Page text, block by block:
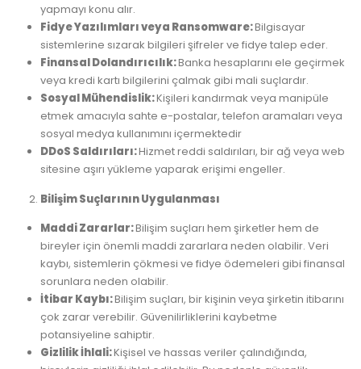
yapmayı konu alır.
Fidye Yazılımları veya Ransomware:Bilgisayar
sistemlerine sızarak bilgileri şifreler ve fidye talep eder.
Finansal Dolandırıcılık:Banka hesaplarını ele geçirmek
veya kredi kartı bilgilerini çalmak gibi mali suçlardır.
Sosyal Mühendislik:Kişileri kandırmak veya manipüle
etmek amacıyla sahte e-postalar, telefon aramaları veya
sosyal medya kullanımını içermektedir
DDoS Saldırıları:Hizmet reddi saldırıları, bir ağ veya web
sitesine aşırı yükleme yaparak erişimi engeller.
Bilişim Suçlarının Uygulanması
Maddi Zararlar:Bilişim suçları hem şirketler hem de
bireyler için önemli maddi zararlara neden olabilir. Veri
kaybı, sistemlerin çökmesi ve fidye ödemeleri gibi finansal
sorunlara neden olabilir.
İtibar Kaybı:Bilişim suçları, bir kişinin veya şirketin itibarını
çok zarar verebilir. Güvenilirliklerini kaybetme
potansiyeline sahiptir.
Gizlilik İhlali:Kişisel ve hassas veriler çalındığında,